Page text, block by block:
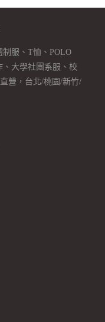
服、T恤、POLO
大學社團系服、校
營，台北/桃園/新竹/